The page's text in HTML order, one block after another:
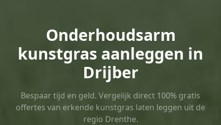
Onderhoudsarm
kunstgras aanleggen in
Drijber
Bespaar tijd en geld. Vergelijk direct 100% gratis
offertes van erkende kunstgras laten leggen uit de
regio Drenthe.